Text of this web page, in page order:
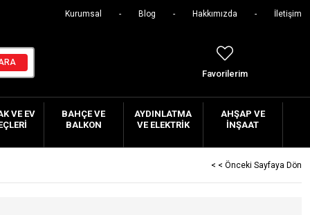
Kurumsal Blog Hakkımızda İletişim
Favorilerim
VE EV
BAHÇE VE
BALKON
AYDINLATMA
VE ELEKTRIK
AHŞAP VE
İNŞAAT
< < Önceki Sayfaya Dön